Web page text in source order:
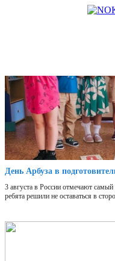
День Арбуза в
3 августа в России отмечают
ребята решили не оставаться в